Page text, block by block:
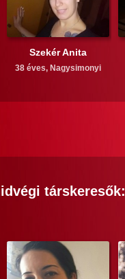
Szekér Anita
38 éves, Nagysimonyi
társkeresők: